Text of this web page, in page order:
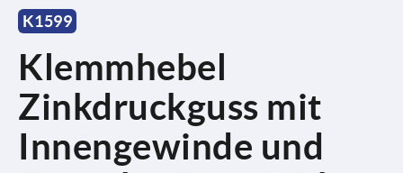
K1599
Klemmhebel
Zinkdruckguss mit
Innengewinde und